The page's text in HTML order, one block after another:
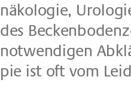
nä­ko­lo­gie,
des
not­wen­di­gen
pie ist oft vom